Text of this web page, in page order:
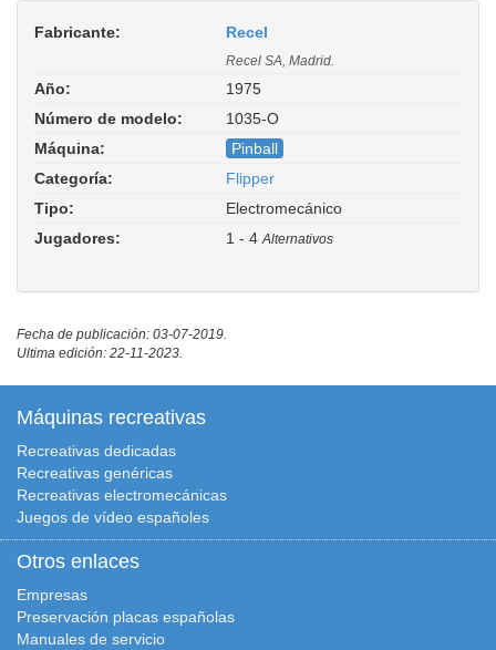
Fabricante: Recel
Recel SA, Madrid.
Año:
1975
Número de modelo:
1035-O
Máquina:
Pinball
Categoría:
Flipper
Tipo:
Electromecánico
Jugadores:
1 - 4 Alternativos
Fecha de publicación: 03-07-2019.
Ultima edición: 22-11-2023.
Máquinas recreativas
Recreativas dedicadas
Recreativas genéricas
Recreativas electromecánicas
Juegos de vídeo españoles
Otros enlaces
Empresas
Preservación placas españolas
Manuales de servicio